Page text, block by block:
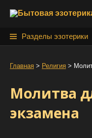
Разделы эзотерики
Главная > Религия >
Молитва
экзамена